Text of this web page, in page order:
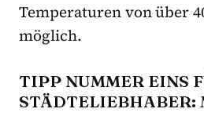
Temperaturen von über
möglich.
TIPP NUMMER EINS
STÄDTELIEBHABER: